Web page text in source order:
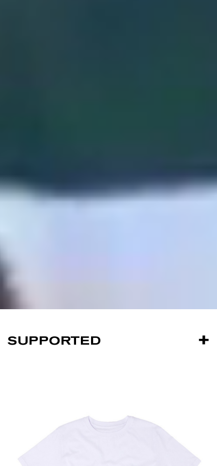
SUPPORTED